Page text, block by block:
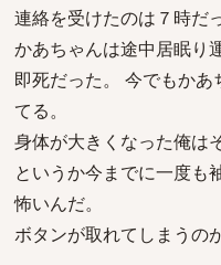
連絡を受けたのは７時だっ
かあちゃんは途中居眠り
即死だった。 今でもか
てる。
身体が大きくなった俺は
というか今までに一度も
怖いんだ。
ボタンが取れてしまうのが